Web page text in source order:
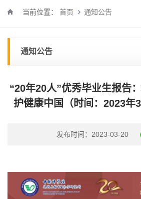
当前位置： 首页 通知公告
通知公告
“20年20人”优秀毕业生报告
护健康中国（时间：2023年
发布时间：2023-03-20